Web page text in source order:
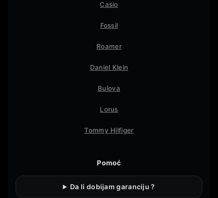
Casio
Fossil
Roamer
Daniel Klein
Bulova
Lorus
Tommy Hilfiger
Pomoć
Da li dobijam garanciju ?